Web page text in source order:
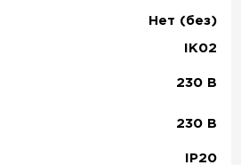
Нет (без)
IK02
230В
230В
IP20